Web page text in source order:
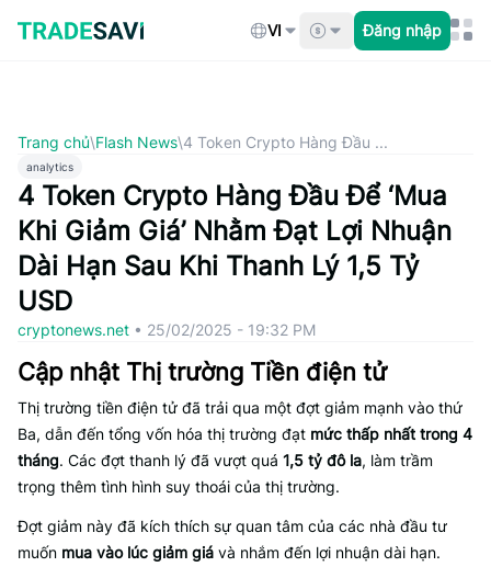
qua
nội
VI Đăng nhập
Trang chủ\Flash News\4 Token Crypto Hàng Đầu ...
analytics
4 Token Crypto Hàng Đầu Để ‘Mua
Khi Giảm Giá’ Nhằm Đạt Lợi Nhuận
Dài Hạn Sau Khi Thanh Lý 1,5 Tỷ
USD
cryptonews.net • 25/02/2025 - 19:32 PM
Cập nhật Thị trường Tiền điện tử
Thị trường tiền điện tử đã trải qua một đợt giảm mạnh vào thứ
Ba, dẫn đến tổng vốn hóa thị trường đạt mức thấp nhất trong 4
tháng. Các đợt thanh lý đã vượt quá 1,5 tỷ đô la, làm trầm
trọng thêm tình hình suy thoái của thị trường.
Đợt giảm này đã kích thích sự quan tâm của các nhà đầu tư
muốn mua vào lúc giảm giá và nhắm đến lợi nhuận dài hạn.